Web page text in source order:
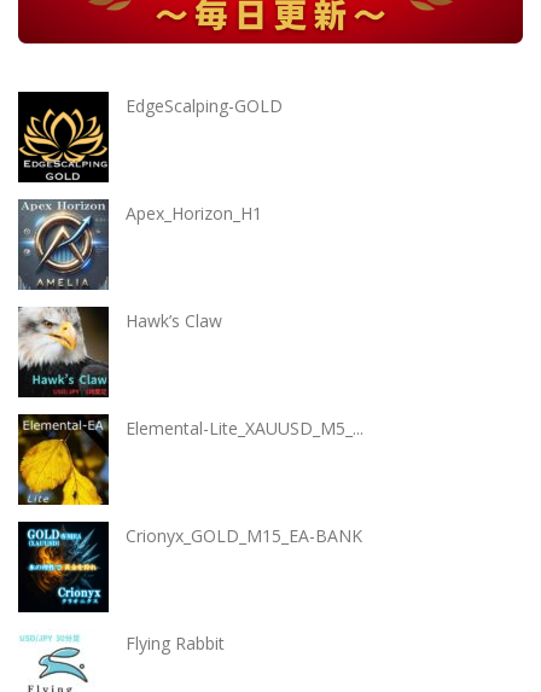
EdgeScalping-GOLD
Apex_Horizon_H1
Hawk’s Claw
Elemental-Lite_XAUUSD_M5_...
Crionyx_GOLD_M15_EA-BANK
Flying Rabbit